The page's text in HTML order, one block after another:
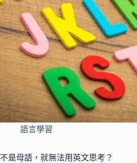
語言學習
不是母語，就無法用英文思考？